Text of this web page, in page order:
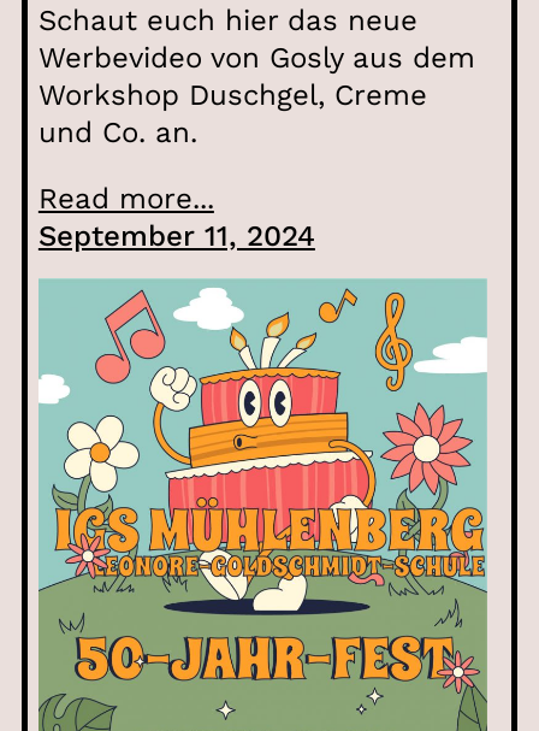
Schaut euch hier das neue
Werbevideo von Gosly aus dem
Workshop Duschgel, Creme
und Co. an.
Read more...
September 11, 2024